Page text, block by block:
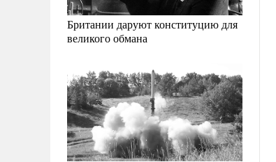
Британии даруют конституцию для
великого обмана